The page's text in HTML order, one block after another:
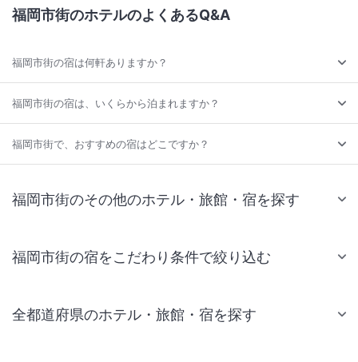
福岡市街のホテルのよくあるQ&A
福岡市街の宿は何軒ありますか？
福岡市街の宿は、いくらから泊まれますか？
福岡市街で、おすすめの宿はどこですか？
福岡市街のその他のホテル・旅館・宿を探す
福岡市街の宿をこだわり条件で絞り込む
全都道府県のホテル・旅館・宿を探す